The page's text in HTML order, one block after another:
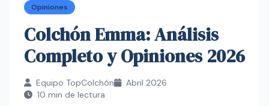
Opiniones
Colchón Emma: Análisis
Completo y Opiniones 2026
Equipo TopColchón
Abril 2026
10 min de lectura